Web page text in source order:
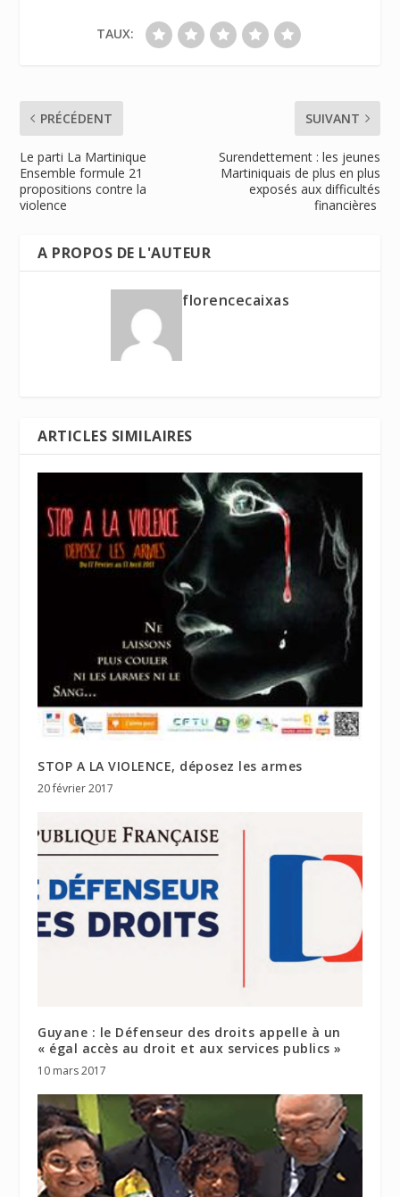
TAUX:
PRÉCÉDENT
Le parti La Martinique
Ensemble formule 21
propositions contre la
violence
SUIVANT
Surendettement : les jeunes
Martiniquais de plus en plus
exposés aux difficultés
financières
A PROPOS DE L'AUTEUR
florencecaixas
ARTICLES SIMILAIRES
STOP A LA VIOLENCE, déposez les armes
20 février 2017
Guyane : le Défenseur des droits appelle à un
« égal accès au droit et aux services publics »
10 mars 2017